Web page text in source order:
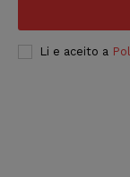
Li e aceito a